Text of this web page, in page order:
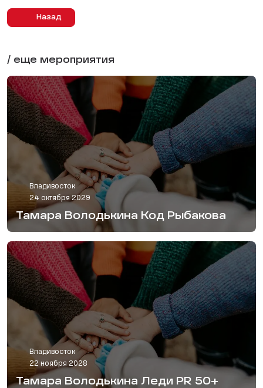
Назад
/ еще мероприятия
Владивосток
24 октября 2029
Тамара Володькина Код Рыбакова
Владивосток
22 ноября 2028
Тамара Володькина Леди PR 50+